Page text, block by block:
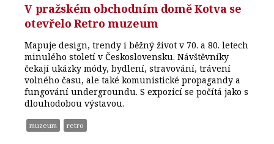
V pražském obchodním domě Kotva se
otevřelo Retro muzeum
Mapuje design, trendy i běžný život v 70. a 80. letech
minulého století v Československu. Návštěvníky
čekají ukázky módy, bydlení, stravování, trávení
volného času, ale také komunistické propagandy a
fungování undergroundu. S expozicí se počítá jako s
dlouhodobou výstavou.
muzeum retro